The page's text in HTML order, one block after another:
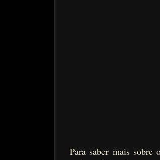
Para saber mais sobre